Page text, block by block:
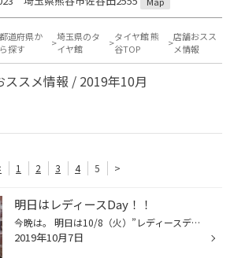
都道府県か
ら探す
埼玉県のタ
イヤ館
タイヤ館 熊
谷TOP
店舗おスス
メ情報
ススメ情報 / 2019年10月
1 2 3 4 5 >
明日はレディースDay！！
今晩は。 明日は10/8（火）”レディースデイ”！！ 女性の方にオイル交換がお得な火曜日です♪ さ・ら・に 女性のお客様限定！！ 商品ご購入で粗品をプレゼント！！ ※男性のお客様も女性同伴ならOKです♪ タグ：熊谷 行田 鴻巣 タイヤ オイル バッテリーなど
2019年10月7日